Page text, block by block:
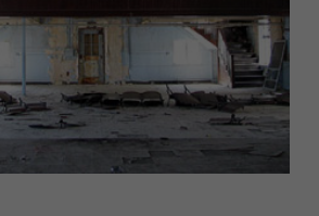
Action Sociale Solidarité